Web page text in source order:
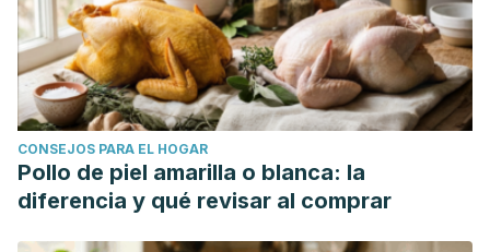
CONSEJOS PARA EL HOGAR
Pollo de piel amarilla o blanca: la
diferencia y qué revisar al comprar